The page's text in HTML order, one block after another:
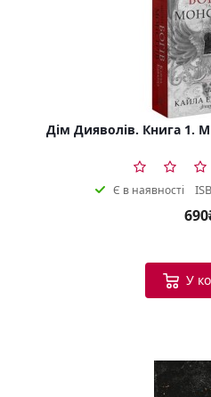
Дім Дияволів. Книга 1.
Є в наявності
У